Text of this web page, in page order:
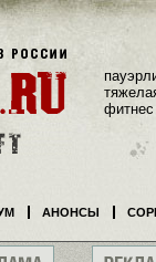
фитнес
АНОНСЫ